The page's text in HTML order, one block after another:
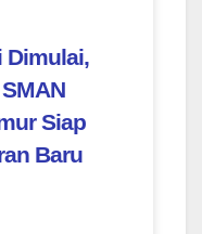
Dimulai,
Siap
Baru